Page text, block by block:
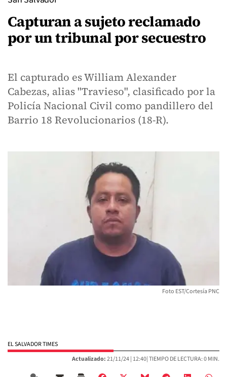
Capturan a sujeto reclamado
por un tribunal por secuestro
El capturado es William Alexander
Cabezas, alias "Travieso", clasificado por la
Policía Nacional Civil como pandillero del
Barrio 18 Revolucionarios (18-R).
Foto EST/Cortesía PNC
EL SALVADOR TIMES
Actualizado:21/11/24 | 12:40| TIEMPO DE LECTURA: 0 MIN.